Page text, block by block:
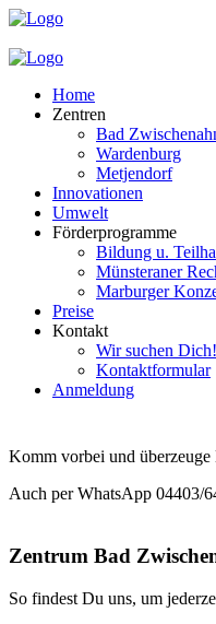
Home
Zentren
Bad
Wardenburg
Metjendorf
Innovationen
Umwelt
Förderprogramme
Bildung u.
Münsteraner
Marburger
Preise
Kontakt
Wir suchen Dich!
Kontaktformular
Anmeldung
Komm vorbei und überzeuge
Auch per WhatsApp 04403/
Zentrum Bad
So findest Du uns, um